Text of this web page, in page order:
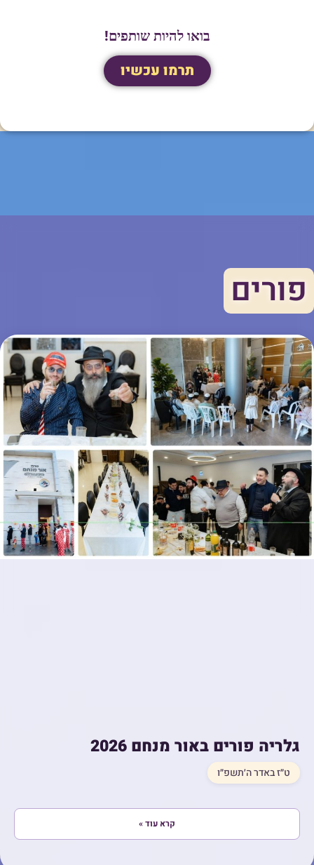
בואו להיות שותפים!
תרמו עכשיו
פורים
גלריה פורים באור מנחם 2026
ט״ז באדר ה׳תשפ״ו
קרא עוד »